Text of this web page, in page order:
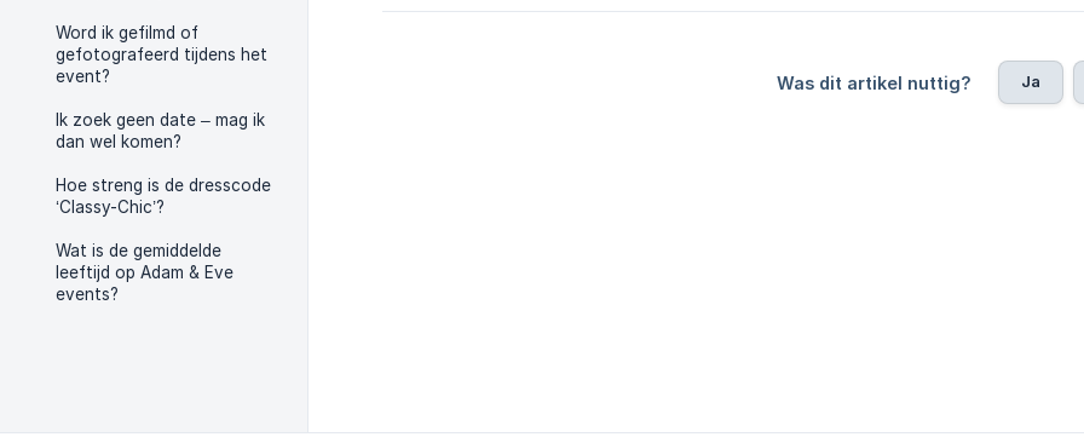
Word ik gefilmd of
gefotografeerd tijdens het
event?
Ik zoek geen date – mag ik
dan wel komen?
Hoe streng is de dresscode
‘Classy-Chic’?
Wat is de gemiddelde
leeftijd op Adam & Eve
events?
Was dit artikel nuttig? Ja